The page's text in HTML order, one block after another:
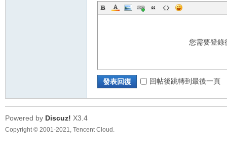
您需要登
發表回復 回帖後跳轉到最後一頁
Powered by Discuz! X3.4
Copyright © 2001-2021, Tencent Cloud.